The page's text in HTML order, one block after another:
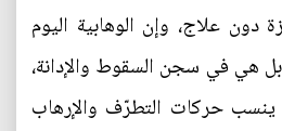
دون علاج، وإن الوهابية اليوم
هي في سجن السقوط والإدانة،
ينسب حركات التطرّف والإرهاب